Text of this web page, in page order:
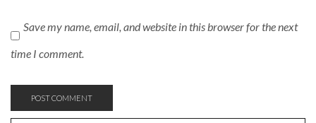
Save my name, email, and website in this browser for the next
time I comment.